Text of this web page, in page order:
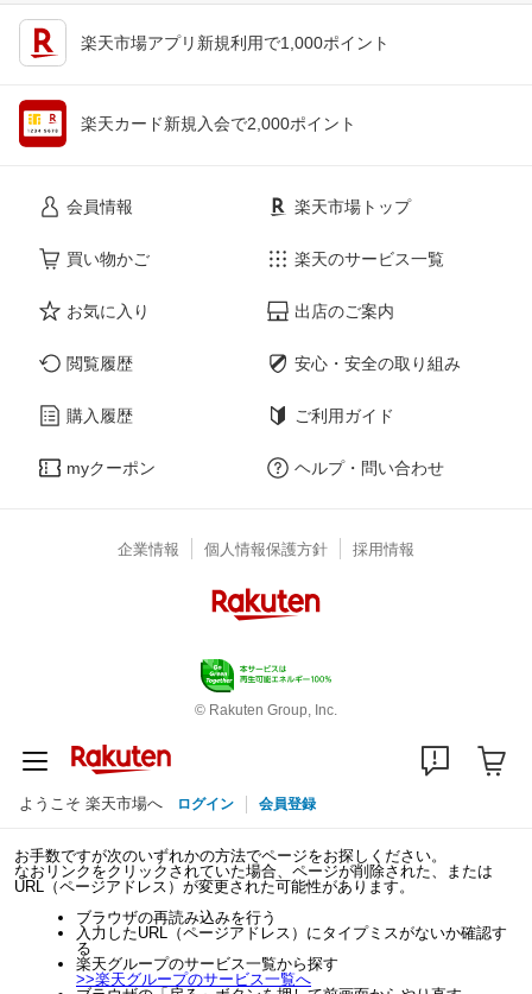
楽天市場アプリ新規利用で1,000ポイント
楽天カード新規入会で2,000ポイント
会員情報
買い物かご
お気に入り
閲覧履歴
購入履歴
myクーポン
楽天市場トップ
楽天のサービス一覧
出店のご案内
安心・安全の取り組み
ご利用ガイド
ヘルプ・問い合わせ
企業情報 個人情報保護方針 採用情報
© Rakuten Group, Inc.
ようこそ 楽天市場へ ログイン 会員登録
お手数ですが次のいずれかの方法でページをお探しください。
なおリンクをクリックされていた場合、ページが削除された、または
URL（ページアドレス）が変更された可能性があります。
ブラウザの再読み込みを行う
入力したURL（ページアドレス）にタイプミスがないか確認す
る
楽天グループのサービス一覧から探す
>>楽天グループのサービス一覧へ